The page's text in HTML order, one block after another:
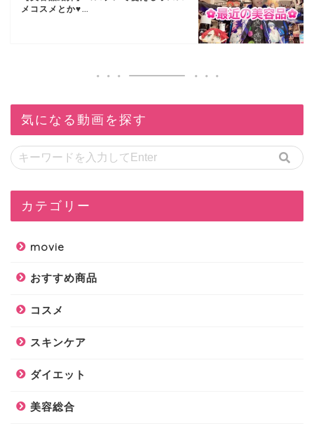
メコスメとか♥...
気になる動画を探す
カテゴリー
movie
おすすめ商品
コスメ
スキンケア
ダイエット
美容総合